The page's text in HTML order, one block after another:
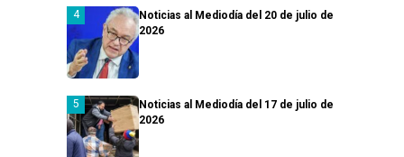
Noticias al Mediodía del 20 de julio de
2026
Noticias al Mediodía del 17 de julio de
2026